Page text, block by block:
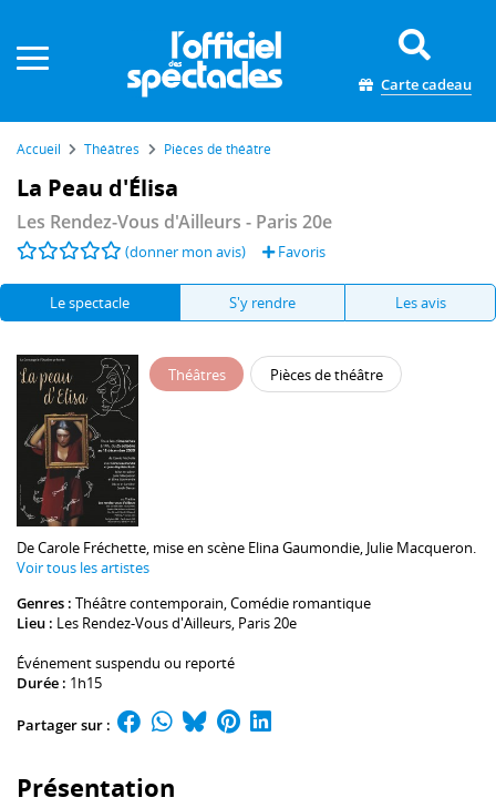
Carte cadeau
Accueil Théâtres Pièces de théâtre
La Peau d'Élisa
Les Rendez-Vous d'Ailleurs - Paris 20e
(donner mon avis) Favoris
Le spectacle S'y rendre Les avis
Théâtres Pièces de théâtre
DeCarole Fréchette, mise en scène Elina Gaumondie, Julie Macqueron.
Voir tous les artistes
Genres : Théâtre contemporain,Comédie romantique
Lieu : Les Rendez-Vous d'Ailleurs, Paris 20e
Événement suspendu ou reporté
Durée : 1h15
Partager sur :
Présentation